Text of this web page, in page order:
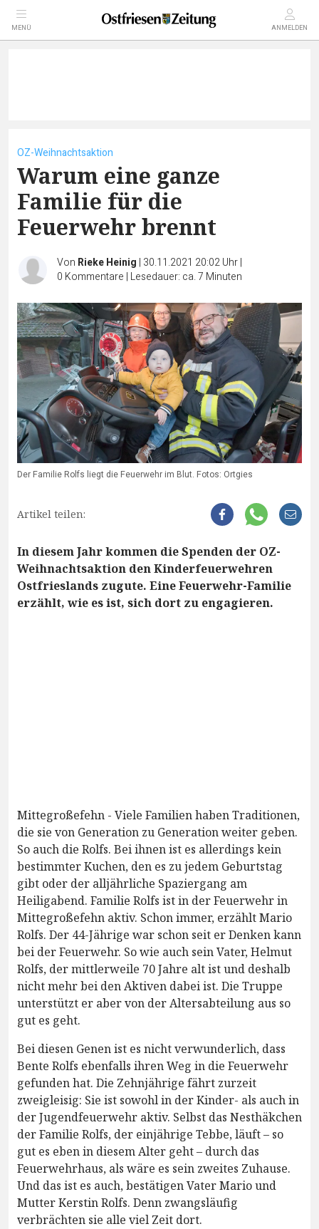
MENÜ ANMELDEN
OZ-Weihnachtsaktion
Warum eine ganze
Familie für die
Feuerwehr brennt
Von Rieke Heinig | 30.11.2021 20:02 Uhr|
0 Kommentare | Lesedauer: ca. 7 Minuten
Der Familie Rolfs liegt die Feuerwehr im Blut. Fotos: Ortgies
Artikel teilen:
In diesem Jahr kommen die Spenden der OZ-
Weihnachtsaktion den Kinderfeuerwehren
Ostfrieslands zugute. Eine Feuerwehr-Familie
erzählt, wie es ist, sich dort zu engagieren.
Mittegroßefehn - Viele Familien haben Traditionen,
die sie von Generation zu Generation weiter geben.
So auch die Rolfs. Bei ihnen ist es allerdings kein
bestimmter Kuchen, den es zu jedem Geburtstag
gibt oder der alljährliche Spaziergang am
Heiligabend. Familie Rolfs ist in der Feuerwehr in
Mittegroßefehn aktiv. Schon immer, erzählt Mario
Rolfs. Der 44-Jährige war schon seit er Denken kann
bei der Feuerwehr. So wie auch sein Vater, Helmut
Rolfs, der mittlerweile 70 Jahre alt ist und deshalb
nicht mehr bei den Aktiven dabei ist. Die Truppe
unterstützt er aber von der Altersabteilung aus so
gut es geht.
Bei diesen Genen ist es nicht verwunderlich, dass
Bente Rolfs ebenfalls ihren Weg in die Feuerwehr
gefunden hat. Die Zehnjährige fährt zurzeit
zweigleisig: Sie ist sowohl in der Kinder- als auch in
der Jugendfeuerwehr aktiv. Selbst das Nesthäkchen
der Familie Rolfs, der einjährige Tebbe, läuft – so
gut es eben in diesem Alter geht – durch das
Feuerwehrhaus, als wäre es sein zweites Zuhause.
Und das ist es auch, bestätigen Vater Mario und
Mutter Kerstin Rolfs. Denn zwangsläufig
verbrächten sie alle viel Zeit dort.